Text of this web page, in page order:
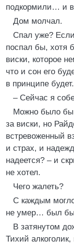
подкормили… и
Дом молчал.
Спал уже?
поспал бы, хотя
виски, которое
что и сон его
в принципе будет.
– Сейчас я
Можно было бы
за виски, но
встревоженный
и страх, и
надеется? – и
не хотел.
Чего жалеть?
С каждым
не умер… был бы
В затянутом
Тихий